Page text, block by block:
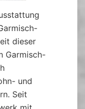
dieser
Garmisch-
und
Seit